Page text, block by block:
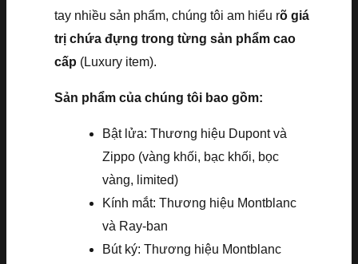
tay nhiều sản phẩm, chúng tôi am hiểu rõ giá
trị chứa đựng trong từng sản phẩm cao
cấp (Luxury item).
Sản phẩm của chúng tôi bao gồm:
Bật lửa: Thương hiệu Dupont và
Zippo (vàng khối, bạc khối, bọc
vàng, limited)
Kính mắt: Thương hiệu Montblanc
và Ray-ban
Bút ký: Thương hiệu Montblanc